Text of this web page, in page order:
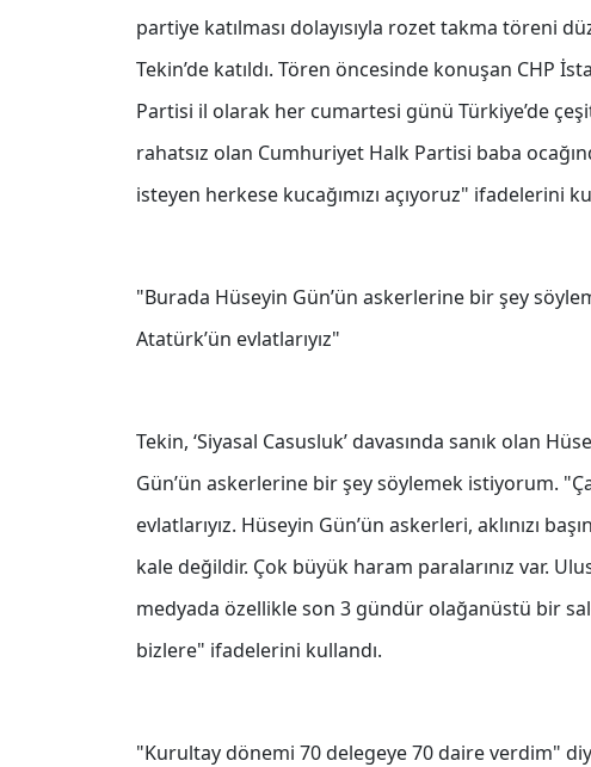
partiye katılması dolayısıyla rozet takma töreni
Tekin’de katıldı. Tören öncesinde konuşan CHP
Partisi il olarak her cumartesi günü Türkiye’de
rahatsız olan Cumhuriyet Halk Partisi baba
isteyen herkese kucağımızı açıyoruz" ifadelerini
"Burada Hüseyin Gün’ün askerlerine bir şey
Atatürk’ün evlatlarıyız"
Tekin, ‘Siyasal Casusluk’ davasında sanık olan
Gün’ün askerlerine bir şey söylemek istiyorum.
evlatlarıyız. Hüseyin Gün’ün askerleri, aklınızı
kale değildir. Çok büyük haram paralarınız var.
medyada özellikle son 3 gündür olağanüstü bir
bizlere" ifadelerini kullandı.
"Kurultay dönemi 70 delegeye 70 daire verdim"